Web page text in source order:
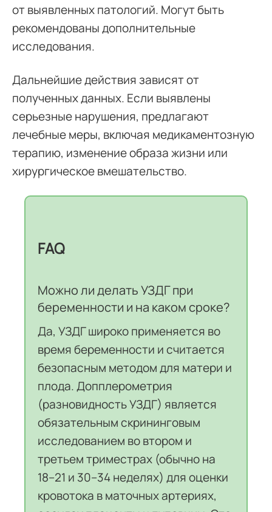
от выявленных патологий. Могут быть
рекомендованы дополнительные
исследования.
Дальнейшие действия зависят от
полученных данных. Если выявлены
серьезные нарушения, предлагают
лечебные меры, включая медикаментозную
терапию, изменение образа жизни или
хирургическое вмешательство.
FAQ
Можно ли делать УЗДГ при
беременности и на каком сроке?
Да, УЗДГ широко применяется во
время беременности и считается
безопасным методом для матери и
плода. Допплерометрия
(разновидность УЗДГ) является
обязательным скрининговым
исследованием во втором и
третьем триместрах (обычно на
18–21 и 30–34 неделях) для оценки
кровотока в маточных артериях,